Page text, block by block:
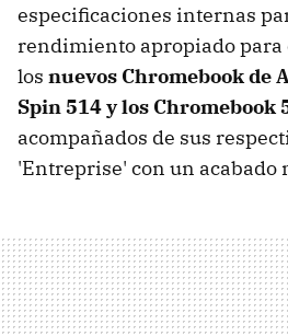
especificaciones internas
rendimiento apropiado para
los nuevos Chromebook de
Spin 514 y los Chromebook
acompañados de sus
'Entreprise' con un acabado